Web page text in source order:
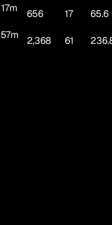
656 17 65.6
2,368 61